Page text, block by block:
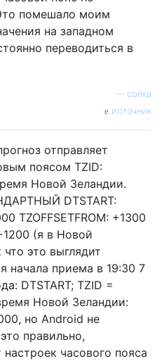
помешало моим
на западном
переводиться в
сойка
источник
отправляет
поясом TZID:
Новой Зеландии.
DTSTART:
TZOFFSETFROM: +1300
(я в Новой
это выглядит
начала приема в 19:30 7
DTSTART; TZID =
Новой Зеландии:
но Android не
правильно,
часового пояса